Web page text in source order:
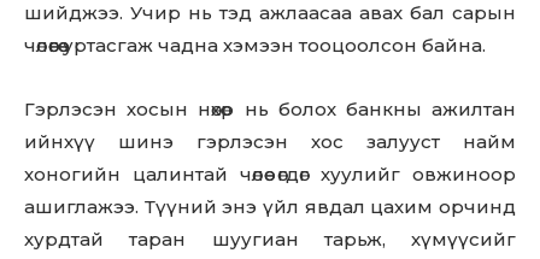
шийджээ. Учир нь тэд ажлаасаа авах бал сарын
чөлөөгөө уртасгаж чадна хэмээн тооцоолсон байна.
Гэрлэсэн хосын нөхөр нь болох банкны ажилтан
ийнхүү шинэ гэрлэсэн хос залууст найм
хоногийн цалинтай чөлөө өгдөг хуулийг овжиноор
ашиглажээ. Түүний энэ үйл явдал цахим орчинд
хурдтай таран шуугиан тарьж, хүмүүсийг